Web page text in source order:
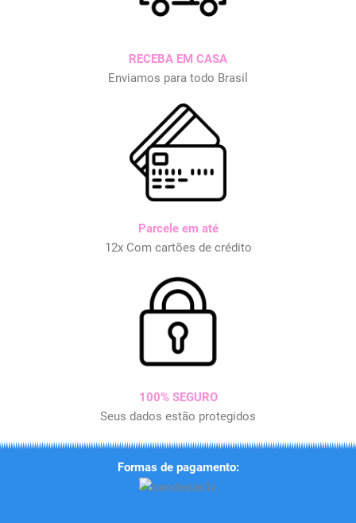
RECEBA EM CASA
Enviamos para todo Brasil
Parcele em até
12x Com cartões de crédito
100% SEGURO
Seus dados estão protegidos
Formas de pagamento: